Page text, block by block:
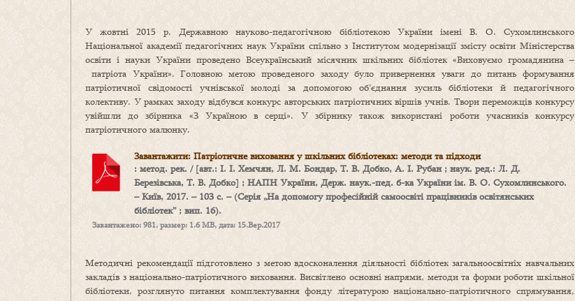
У жовтні 2015 р. Державною науково-педагогічною бібліотекою України імені В. О. Сухомлинського
Національної академії педагогічних наук України спільно з Інститутом модернізації змісту освіти Міністерства
освіти і науки України проведено Всеукраїнський місячник шкільних бібліотек «Виховуємо громадянина –
патріота України». Головною метою проведеного заходу було привернення уваги до питань формування
патріотичної свідомості учнівської молоді за допомогою об’єднання зусиль бібліотеки й педагогічного
колективу. У рамках заходу відбувся конкурс авторських патріотичних віршів учнів. Твори переможців конкурсу
увійшли до збірника «З Україною в серці». У збірнику також використані роботи учасників конкурсу
патріотичного малюнку.
Завантажити: Патріотичне виховання у шкільних бібліотеках: методи та підходи
: метод. рек. / [авт.: І. І. Хемчян, Л. М. Бондар, Т. В. Добко, А. І. Рубан ; наук. ред.: Л. Д.
Березівська, Т. В. Добко] ; НАПН України, Держ. наук.-пед. б-ка України ім. В. О. Сухомлинського.
– Київ, 2017. – 103 c. – (Серія „На допомогу професійній самоосвіті працівників освітянських
бібліотек” ; вип. 16).
Завантажено: 981, размер: 1.6 MB, дата: 15.Вер.2017
Методичні рекомендації підготовлено з метою вдосконалення діяльності бібліотек загальноосвітніх навчальних
закладів з національно-патріотичного виховання. Висвітлено основні напрями, методи та форми роботи шкільної
бібліотеки, розглянуто питання комплектування фонду літературою національно-патріотичного спрямування,